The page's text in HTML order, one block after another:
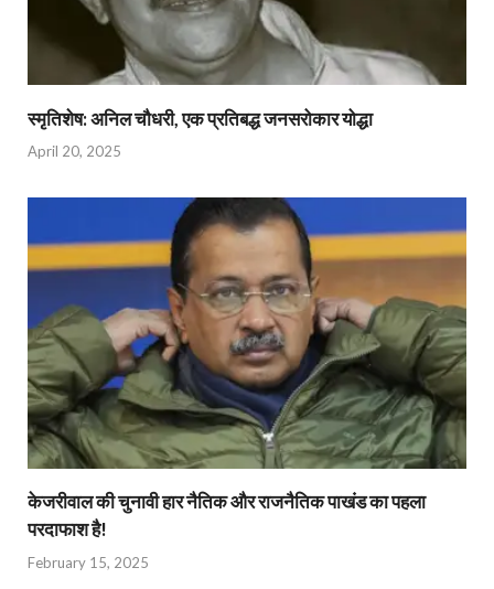
स्मृतिशेष: अनिल चौधरी, एक प्रतिबद्ध जनसरोकार योद्धा​
April 20, 2025
केजरीवाल की चुनावी हार नैतिक और राजनैतिक पाखंड का पहला
परदाफाश है!
February 15, 2025